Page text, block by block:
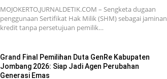
MOJOKERTO,JURNALDETIK.COM – Sengketa dugaan
penggunaan Sertifikat Hak Milik (SHM) sebagai jaminan
kredit tanpa persetujuan pemilik…
Grand Final Pemilihan Duta GenRe Kabupaten
Jombang 2026: Siap Jadi Agen Perubahan
Generasi Emas